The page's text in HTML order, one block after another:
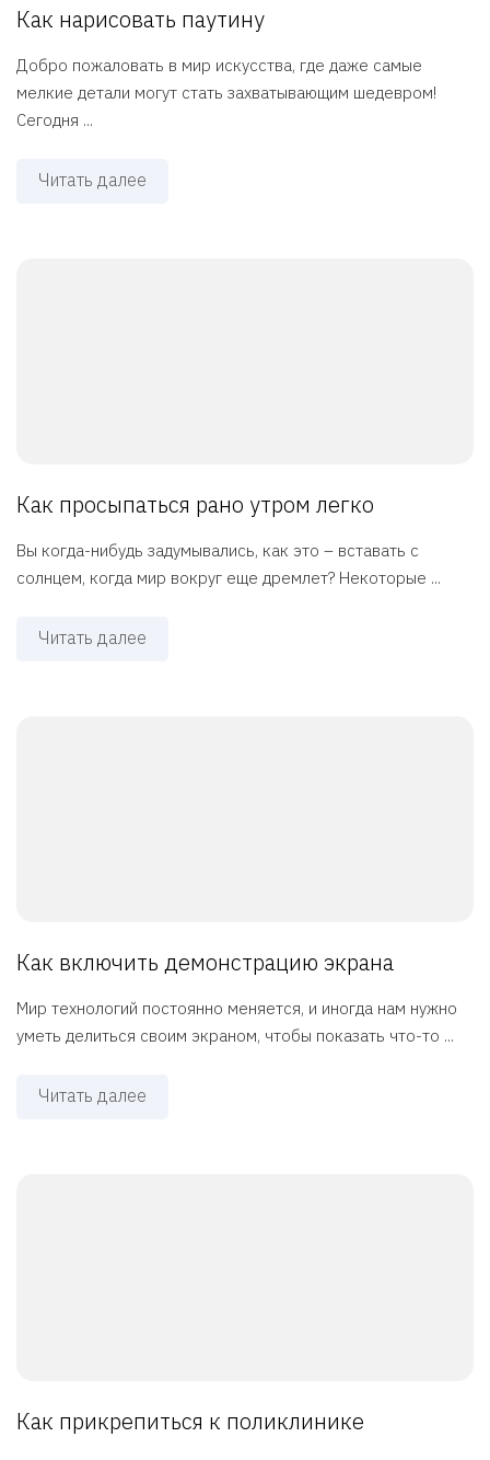
Как нарисовать паутину
Добро пожаловать в мир искусства, где даже самые
мелкие детали могут стать захватывающим шедевром!
Сегодня ...
Читать далее
Как просыпаться рано утром легко
Вы когда-нибудь задумывались, как это – вставать с
солнцем, когда мир вокруг еще дремлет? Некоторые ...
Читать далее
Как включить демонстрацию экрана
Мир технологий постоянно меняется, и иногда нам нужно
уметь делиться своим экраном, чтобы показать что-то ...
Читать далее
Как прикрепиться к поликлинике